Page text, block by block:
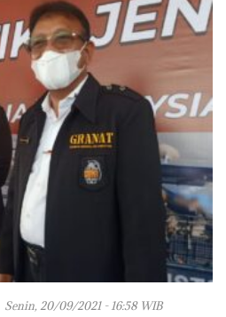
Senin, 20/09/2021 - 16:58 WIB